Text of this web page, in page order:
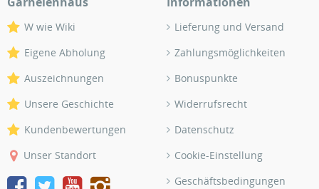
W wie Wiki
Eigene Abholung
Auszeichnungen
Unsere Geschichte
Kundenbewertungen
Unser Standort
Lieferung und Versand
Zahlungsmöglichkeiten
Bonuspunkte
Widerrufsrecht
Datenschutz
Cookie-Einstellung
Geschäftsbedingungen